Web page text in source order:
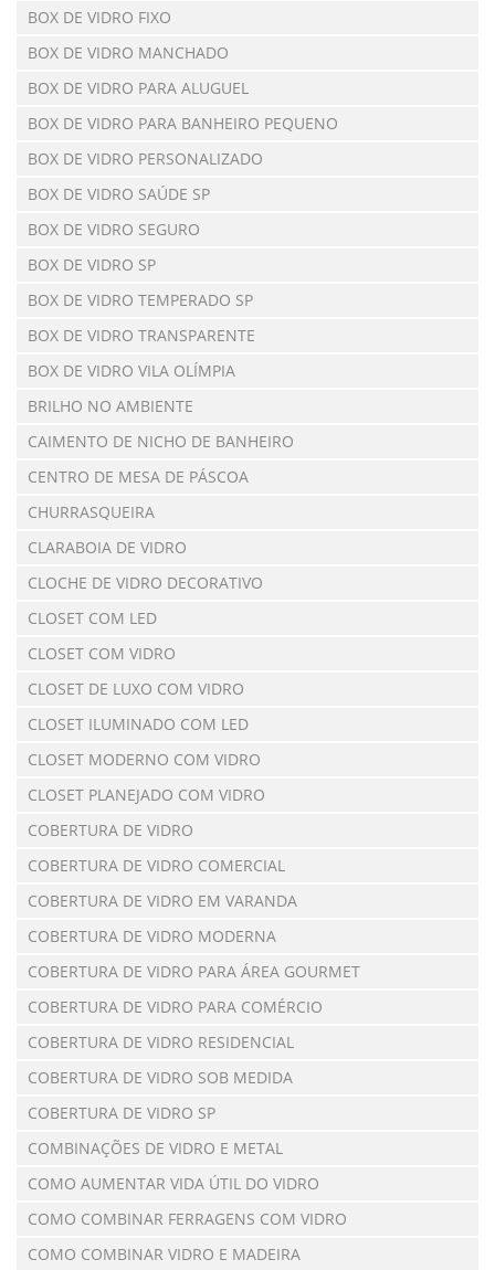
BOX DE VIDRO FIXO
BOX DE VIDRO MANCHADO
BOX DE VIDRO PARA ALUGUEL
BOX DE VIDRO PARA BANHEIRO PEQUENO
BOX DE VIDRO PERSONALIZADO
BOX DE VIDRO SAÚDE SP
BOX DE VIDRO SEGURO
BOX DE VIDRO SP
BOX DE VIDRO TEMPERADO SP
BOX DE VIDRO TRANSPARENTE
BOX DE VIDRO VILA OLÍMPIA
BRILHO NO AMBIENTE
CAIMENTO DE NICHO DE BANHEIRO
CENTRO DE MESA DE PÁSCOA
CHURRASQUEIRA
CLARABOIA DE VIDRO
CLOCHE DE VIDRO DECORATIVO
CLOSET COM LED
CLOSET COM VIDRO
CLOSET DE LUXO COM VIDRO
CLOSET ILUMINADO COM LED
CLOSET MODERNO COM VIDRO
CLOSET PLANEJADO COM VIDRO
COBERTURA DE VIDRO
COBERTURA DE VIDRO COMERCIAL
COBERTURA DE VIDRO EM VARANDA
COBERTURA DE VIDRO MODERNA
COBERTURA DE VIDRO PARA ÁREA GOURMET
COBERTURA DE VIDRO PARA COMÉRCIO
COBERTURA DE VIDRO RESIDENCIAL
COBERTURA DE VIDRO SOB MEDIDA
COBERTURA DE VIDRO SP
COMBINAÇÕES DE VIDRO E METAL
COMO AUMENTAR VIDA ÚTIL DO VIDRO
COMO COMBINAR FERRAGENS COM VIDRO
COMO COMBINAR VIDRO E MADEIRA